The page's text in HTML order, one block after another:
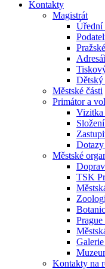
Kontakty
Magistrát
Úřední
Městské části
Primátor a
Vizitka
Městské
TSK
Kontakty na